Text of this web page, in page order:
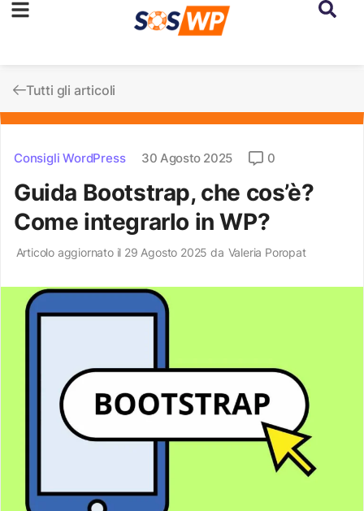
Tutti gli articoli
Consigli WordPress 30 Agosto 2025 0
Guida Bootstrap, che cos’è?
Come integrarlo in WP?
Articolo aggiornato il 29 Agosto 2025 da Valeria Poropat